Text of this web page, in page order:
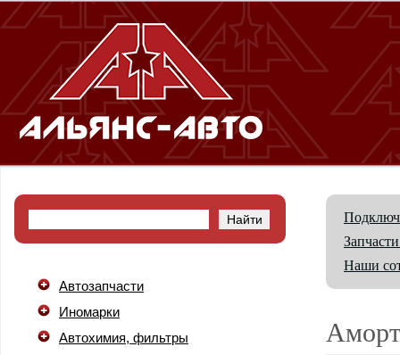
Автозапчасти
Иномарки
Автохимия, фильтры
Наши